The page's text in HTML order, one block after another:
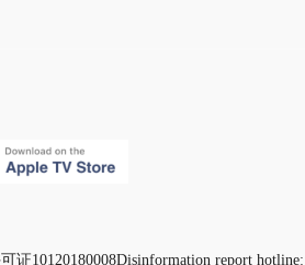
证10120180008Disinformation report